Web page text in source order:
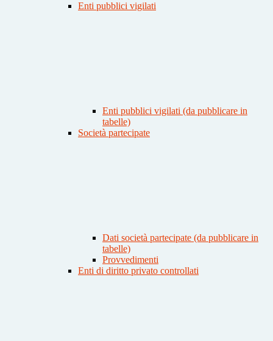
Enti pubblici vigilati
Enti pubblici vigilati (da pubblicare in
tabelle)
Società partecipate
Dati società partecipate (da pubblicare in
tabelle)
Provvedimenti
Enti di diritto privato controllati